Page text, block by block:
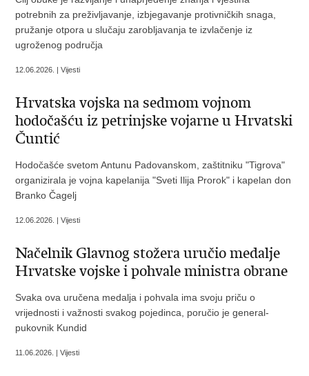
potrebnih za preživljavanje, izbjegavanje protivničkih snaga,
pružanje otpora u slučaju zarobljavanja te izvlačenje iz
ugroženog područja
12.06.2026. | Vijesti
Hrvatska vojska na sedmom vojnom
hodočašću iz petrinjske vojarne u Hrvatski
Čuntić
Hodočašće svetom Antunu Padovanskom, zaštitniku "Tigrova"
organizirala je vojna kapelanija "Sveti Ilija Prorok" i kapelan don
Branko Čagelj
12.06.2026. | Vijesti
Načelnik Glavnog stožera uručio medalje
Hrvatske vojske i pohvale ministra obrane
Svaka ova uručena medalja i pohvala ima svoju priču o
vrijednosti i važnosti svakog pojedinca, poručio je general-
pukovnik Kundid
11.06.2026. | Vijesti